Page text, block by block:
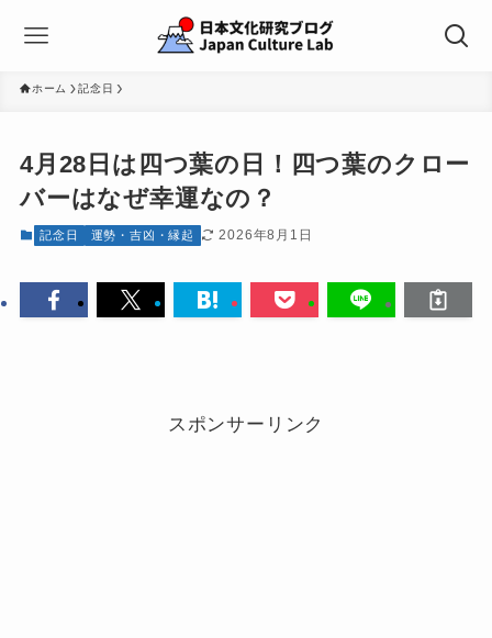
ホーム 記念日
4月28日は四つ葉の日！四つ葉のクロー
バーはなぜ幸運なの？
記念日 運勢・吉凶・縁起 2026年8月1日
スポンサーリンク